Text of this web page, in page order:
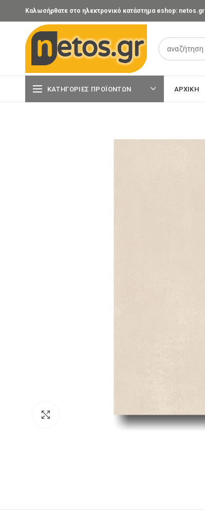
Καλωσήρθατε στο ηλεκτρονικό κατάστημα eshop: netos.gr
ΚΑΤΗΓΟΡΊΕΣ ΠΡΟΪΌΝΤΩΝ ΑΡΧΙΚΉ